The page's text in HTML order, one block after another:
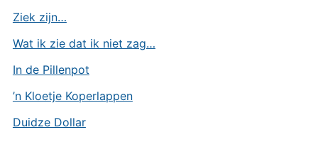
Ziek zijn…
Wat ik zie dat ik niet zag…
In de Pillenpot
’n Kloetje Koperlappen
Duidze Dollar